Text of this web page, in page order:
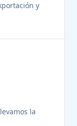
y
la